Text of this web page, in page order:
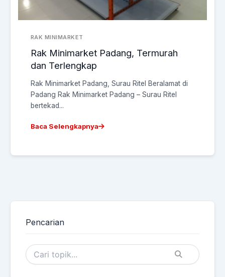
RAK MINIMARKET
Rak Minimarket Padang, Termurah
dan Terlengkap
Rak Minimarket Padang, Surau Ritel Beralamat di
Padang Rak Minimarket Padang – Surau Ritel
bertekad...
Baca Selengkapnya
Pencarian